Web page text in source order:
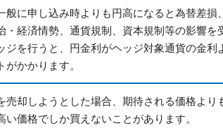
に申し込み時よりも円高になると為替差損
経済情勢、通貨規制、資本規制等の影響を
を行うと、円金利がヘッジ対象通貨の金利
かかります。
却しようとした場合、期待される価格より
価格でしか買えないことがあります。